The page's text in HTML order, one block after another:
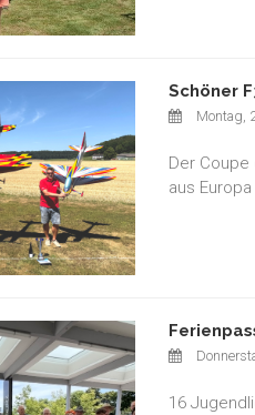
Schöner
Montag,
Der
aus
16